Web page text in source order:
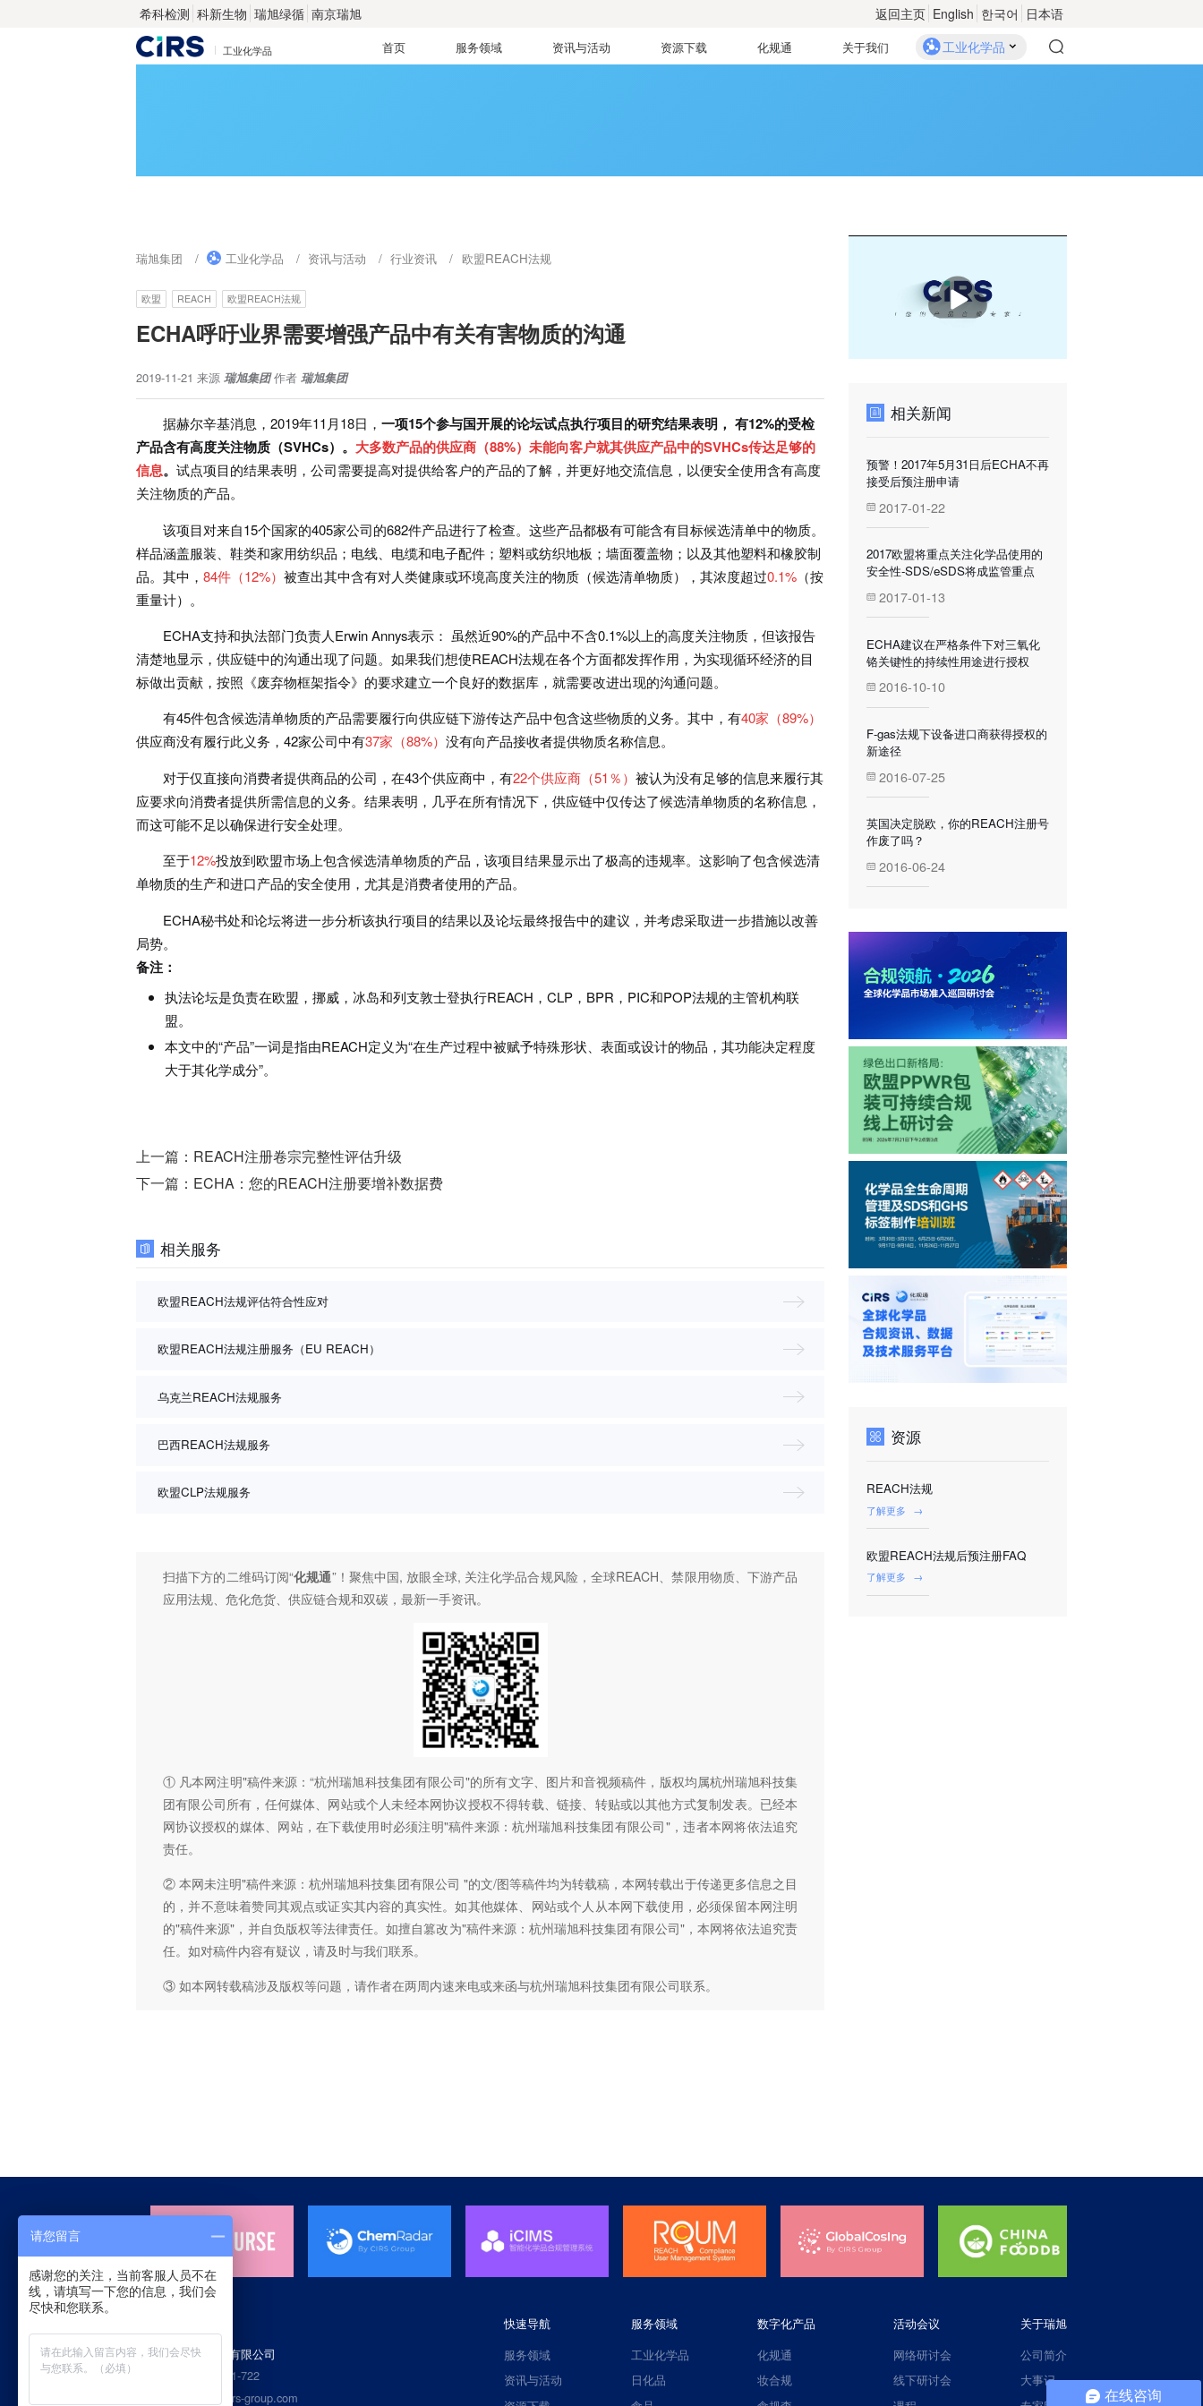
希科检测 科新生物 瑞旭绿循 南京瑞旭 返回主页 English 한국어 日本语
工业化学品 首页 服务领域 资讯与活动 资源下载 化规通 关于我们 工业化学品
瑞旭集团 工业化学品 资讯与活动 行业资讯 欧盟REACH法规
欧盟 REACH 欧盟REACH法规
ECHA呼吁业界需要增强产品中有关有害物质的沟通
2019-11-21 来源 瑞旭集团 作者 瑞旭集团
据赫尔辛基消息，2019年11月18日， 一项15个参与国开展的论坛试点执行项目的研究结果表明， 有12%的受检
产品含有高度关注物质（SVHCs）。 大多数产品的供应商 （88%）未能向客户就其供应产品中的SVHCs传达足够的
信息。 试点项目的结果表明，公司需要提高对提供给客户的产品的了解，并更好地交流信息，以便安全使用含有高度
关注物质的产品。
该项目对来自15个国家的405家公司的682件产品进行了检查。这些产品都极有可能含有目标候选清单中的物质。
样品涵盖服装、鞋类和家用纺织品；电线、电缆和电子配件；塑料或纺织地板；墙面覆盖物；以及其他塑料和橡胶制
品。其中， 84件（12%） 被查出其中含有对人类健康或环境高度关注的物质（候选清单物质），其浓度超过0.1% （按
重量计）。
ECHA支持和执法部门负责人Erwin Annys表示： 虽然近90%的产品中不含0.1%以上的高度关注物质，但该报告
清楚地显示，供应链中的沟通出现了问题。如果我们想使REACH法规在各个方面都发挥作用，为实现循环经济的目
标做出贡献，按照《废弃物框架指令》的要求建立一个良好的数据库，就需要改进出现的沟通问题。
有45件包含候选清单物质的产品需要履行向供应链下游传达产品中包含这些物质的义务。其中，有40家（89%）
供应商没有履行此义务，42家公司中有37家（88%） 没有向产品接收者提供物质名称信息。
对于仅直接向消费者提供商品的公司，在43个供应商中，有22个供应商（51％） 被认为没有足够的信息来履行其
应要求向消费者提供所需信息的义务。结果表明，几乎在所有情况下，供应链中仅传达了候选清单物质的名称信息，
而这可能不足以确保进行安全处理。
至于12%投放到欧盟市场上包含候选清单物质的产品，该项目结果显示出了极高的违规率。这影响了包含候选清
单物质的生产和进口产品的安全使用，尤其是消费者使用的产品。
ECHA秘书处和论坛将进一步分析该执行项目的结果以及论坛最终报告中的建议，并考虑采取进一步措施以改善
局势。
备注：
执法论坛是负责在欧盟，挪威，冰岛和列支敦士登执行REACH，CLP，BPR，PIC和POP法规的主管机构联
盟。
本文中的“产品”一词是指由REACH定义为“在生产过程中被赋予特殊形状、表面或设计的物品，其功能决定程度
大于其化学成分”。
上一篇： REACH注册卷宗完整性评估升级
下一篇： ECHA：您的REACH注册要增补数据费
相关服务
欧盟REACH法规评估符合性应对
欧盟REACH法规注册服务（EU REACH）
乌克兰REACH法规服务
巴西REACH法规服务
欧盟CLP法规服务
扫描下方的二维码订阅“化规通”！聚焦中国, 放眼全球, 关注化学品合规风险，全球REACH、禁限用物质、下游产品
应用法规、危化危货、供应链合规和双碳，最新一手资讯。
① 凡本网注明"稿件来源：“杭州瑞旭科技集团有限公司"的所有文字、图片和音视频稿件，版权均属杭州瑞旭科技集
团有限公司所有，任何媒体、网站或个人未经本网协议授权不得转载、链接、转贴或以其他方式复制发表。已经本
网协议授权的媒体、网站，在下载使用时必须注明"稿件来源：杭州瑞旭科技集团有限公司"，违者本网将依法追究
责任。
② 本网未注明"稿件来源：杭州瑞旭科技集团有限公司 "的文/图等稿件均为转载稿，本网转载出于传递更多信息之目
的，并不意味着赞同其观点或证实其内容的真实性。如其他媒体、网站或个人从本网下载使用，必须保留本网注明
的"稿件来源"，并自负版权等法律责任。如擅自篡改为"稿件来源：杭州瑞旭科技集团有限公司"，本网将依法追究责
任。如对稿件内容有疑议，请及时与我们联系。
③ 如本网转载稿涉及版权等问题，请作者在两周内速来电或来函与杭州瑞旭科技集团有限公司联系。
播
放
相关新闻
预警！2017年5月31日后ECHA不再
接受后预注册申请
2017-01-22
2017欧盟将重点关注化学品使用的
安全性-SDS/eSDS将成监管重点
2017-01-13
ECHA建议在严格条件下对三氧化
铬关键性的持续性用途进行授权
2016-10-10
F-gas法规下设备进口商获得授权的
新途径
2016-07-25
英国决定脱欧，你的REACH注册号
作废了吗？
2016-06-24
资源
REACH法规
了解更多 →
欧盟REACH法规后预注册FAQ
了解更多 →
杭州瑞旭科技集团有限公司
400热线：4006-721-722
Email：service@cirs-group.com
快速导航
服务领域
资讯与活动
服务领域
工业化学品
日化品
数字化产品
化规通
妆合规
活动会议
网络研讨会
线下研讨会
关于瑞旭
公司简介
大事记
在线咨询
请您留言
感谢您的关注，当前客服人员不在
线，请填写一下您的信息，我们会
尽快和您联系。